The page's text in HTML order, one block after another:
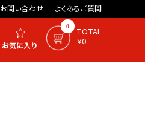
お問い合わせ よくあるご質問
0
TOTAL
￥0